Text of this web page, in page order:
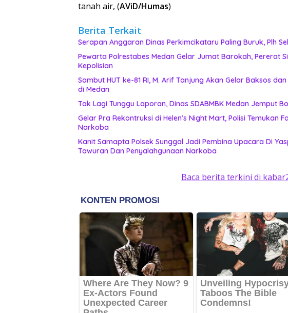
tanah air, (AViD/Humas)
Berita Terkait
Serapan Anggaran Dinas Perkimcikataru Paling Buruk, Plh
Pewarta Polrestabes Medan Gelar Jumat Barokah, Pererat
Kepolisian
‎Sambut HUT ke-81 RI, M. Arif Tanjung Akan Gelar Baksos
di Medan
Tak Lagi Tunggu Laporan, Dinas
Gelar Pra Rekontruksi di Helen’s Night Mart, Polisi Temukan
Narkoba
Kanit Samapta Polsek Sunggal Jadi Pembina Upacara Di
Tawuran Dan Penyalahgunaan Narkoba
Baca berita terkini di